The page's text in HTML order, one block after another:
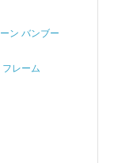
ン バンブー
レーム